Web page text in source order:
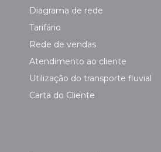
Diagrama de rede
Tarifário
Rede de vendas
Atendimento ao cliente
Utilização do transporte fluvial
Carta do Cliente